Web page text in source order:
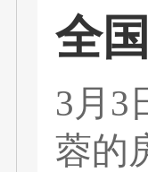
全
3月3
蓉的